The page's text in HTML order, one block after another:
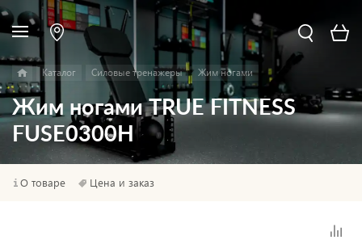
Каталог Силовые тренажеры Жим ногами
Жим ногами TRUE FITNESS
FUSE0300H
О товаре Цена и заказ